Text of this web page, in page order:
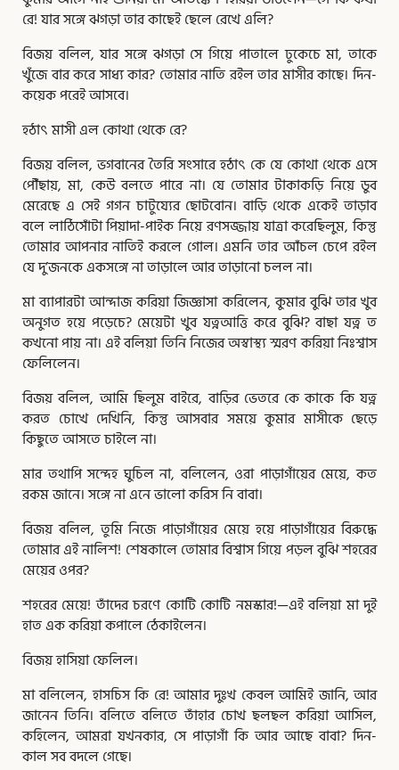
রে! যার সঙ্গে ঝগড়া তার কাছেই ছেলে রেখে এলি?
বিজয় বলিল, যার সঙ্গে ঝগড়া সে গিয়ে পাতালে ঢুকেচে মা, তাকে
খুঁজে বার করে সাধ্য কার? তোমার নাতি রইল তার মাসীর কাছে। দিন-
কয়েক পরেই আসবে।
হঠাৎ মাসী এল কোথা থেকে রে?
বিজয় বলিল, ভগবানের তৈরি সংসারে হঠাৎ কে যে কোথা থেকে এসে
পৌঁছায়, মা, কেউ বলতে পারে না। যে তোমার টাকাকড়ি নিয়ে ডুব
মেরেছে এ সেই গগন চাটুয্যের ছোটবোন। বাড়ি থেকে একেই তাড়াব
বলে লাঠিসোঁটা পিয়াদা-পাইক নিয়ে রণসজ্জায় যাত্রা করেছিলুম, কিন্তু
তোমার আপনার নাতিই করলে গোল। এমনি তার আঁচল চেপে রইল
যে দু’জনকে একসঙ্গে না তাড়ালে আর তাড়ানো চলল না।
মা ব্যাপারটা আন্দাজ করিয়া জিজ্ঞাসা করিলেন, কুমার বুঝি তার খুব
অনুগত হয়ে পড়েচে? মেয়েটা খুব যত্নআত্তি করে বুঝি? বাছা যত্ন ত
কখনো পায় না। এই বলিয়া তিনি নিজের অস্বাস্থ্য স্মরণ করিয়া নিঃশ্বাস
ফেলিলেন।
বিজয় বলিল, আমি ছিলুম বাইরে, বাড়ির ভেতরে কে কাকে কি যত্ন
করত চোখে দেখিনি, কিন্তু আসবার সময়ে কুমার মাসীকে ছেড়ে
কিছুতে আসতে চাইলে না।
মার তথাপি সন্দেহ ঘুচিল না, বলিলেন, ওরা পাড়াগাঁয়ের মেয়ে, কত
রকম জানে। সঙ্গে না এনে ভালো করিস নি বাবা।
বিজয় বলিল, তুমি নিজে পাড়াগাঁয়ের মেয়ে হয়ে পাড়াগাঁয়ের বিরুদ্ধে
তোমার এই নালিশ! শেষকালে তোমার বিশ্বাস গিয়ে পড়ল বুঝি শহরের
মেয়ের ওপর?
শহরের মেয়ে! তাঁদের চরণে কোটি কোটি নমস্কার!—এই বলিয়া মা দুই
হাত এক করিয়া কপালে ঠেকাইলেন।
বিজয় হাসিয়া ফেলিল।
মা বলিলেন, হাসচিস কি রে! আমার দুঃখ কেবল আমিই জানি, আর
জানেন তিনি। বলিতে বলিতে তাঁহার চোখ ছলছল করিয়া আসিল,
কহিলেন, আমরা যখনকার, সে পাড়াগাঁ কি আর আছে বাবা? দিন-
কাল সব বদলে গেছে।